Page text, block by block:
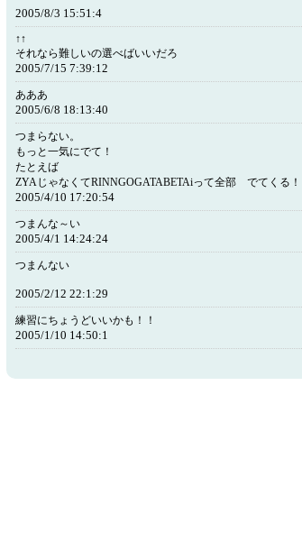
2005/8/3 15:51:4
↑↑
それなら難しいの選べばいいだろ
2005/7/15 7:39:12
あああ
2005/6/8 18:13:40
つまらない。
もっと一気にでて！
たとえば
ZYAじゃなくてRINNGOGATABETAiって全部 でてくる！
2005/4/10 17:20:54
つまんな～い
2005/4/1 14:24:24
つまんない
2005/2/12 22:1:29
練習にちょうどいいかも！！
2005/1/10 14:50:1